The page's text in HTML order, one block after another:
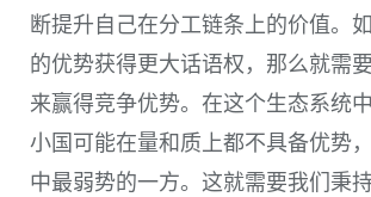
断提升自己在分工链条上的价值。
的优势获得更大话语权，那么就需
来赢得竞争优势。在这个生态系统
小国可能在量和质上都不具备优势
中最弱势的一方。这就需要我们秉